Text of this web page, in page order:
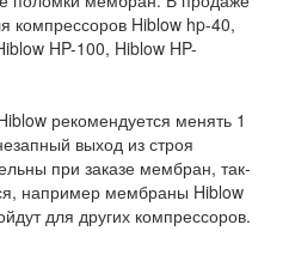
компрессоров Hiblow hp-40,
HP-100, Hiblow HP-
рекомендуется менять 1
выход из строя
при заказе мембран, так-
например мембраны Hiblow
для других компрессоров.